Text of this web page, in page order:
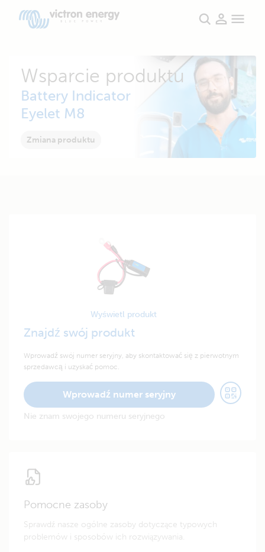
Wsparcie produktu
Battery Indicator
Eyelet M8
Zmiana produktu
Wyświetl produkt
Znajdź swój produkt
Wprowadź swój numer seryjny, aby skontaktować się z pierwotnym
sprzedawcą i uzyskać pomoc.
Wprowadź numer seryjny
Nie znam swojego numeru seryjnego
Pomocne zasoby
Sprawdź nasze ogólne zasoby dotyczące typowych
problemów i sposobów ich rozwiązywania.